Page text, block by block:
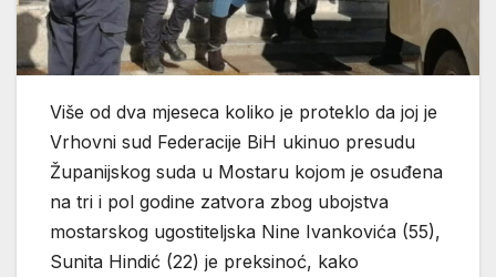
Više od dva mjeseca koliko je proteklo da joj je
Vrhovni sud Federacije BiH ukinuo presudu
Županijskog suda u Mostaru kojom je osuđena
na tri i pol godine zatvora zbog ubojstva
mostarskog ugostiteljska Nine Ivankovića (55),
Sunita Hindić (22) je preksinoć, kako